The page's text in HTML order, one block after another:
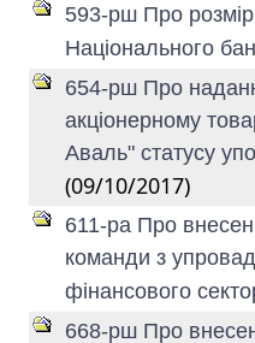
593-рш Про розмір
Національного
654-рш Про
акціонерному
Аваль" статусу
(09/10/2017)
611-ра Про
команди з
фінансового
668-рш Про